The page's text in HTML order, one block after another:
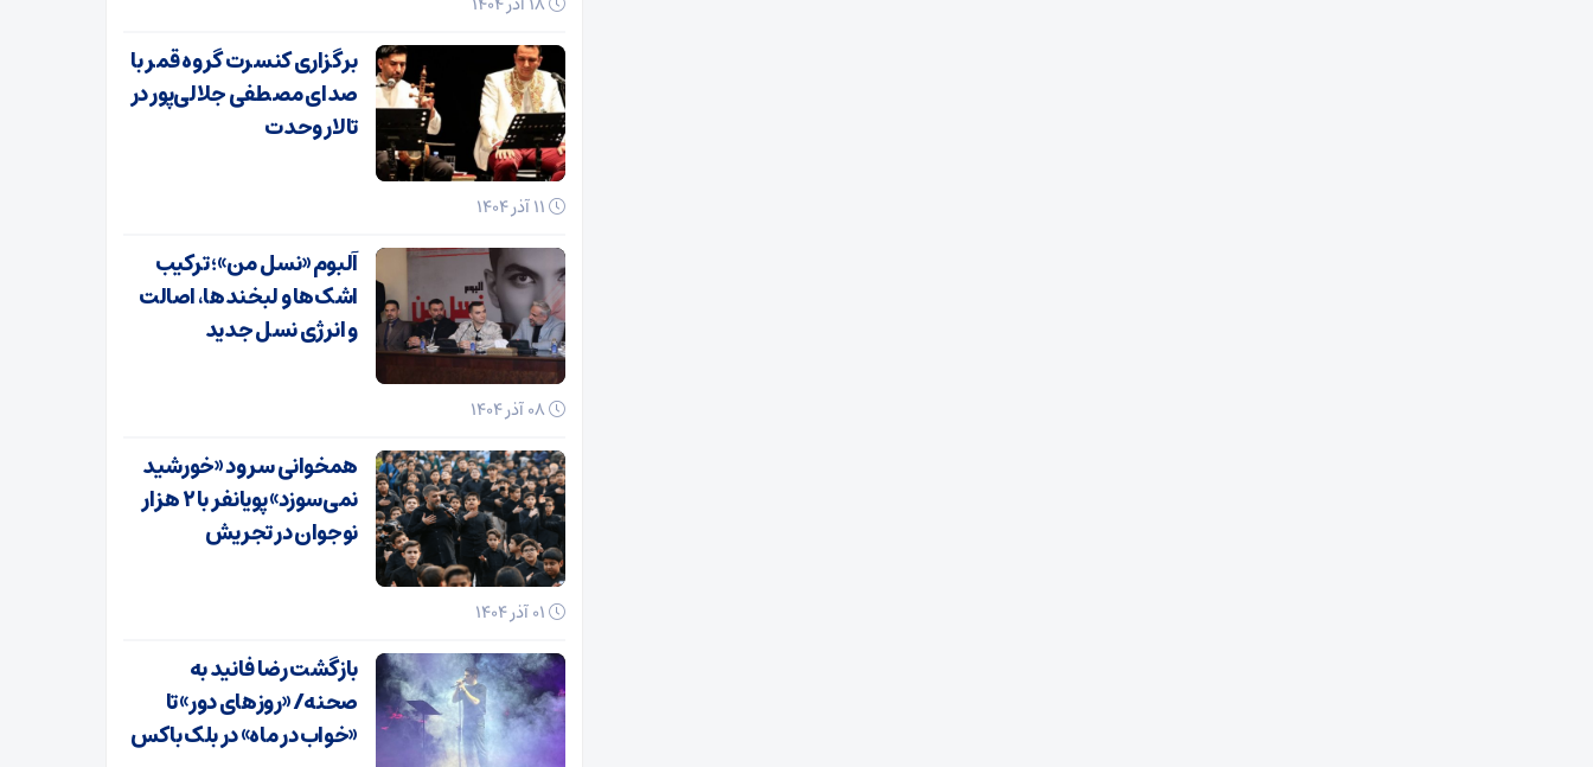
برگزاری کنسرت گروه قمر با
صدای مصطفی جلالی‌پور در
تالار وحدت
آلبوم «نسل من»؛ ترکیب
اشک‌ها و لبخندها، اصالت
و انرژی نسل جدید
همخوانی سرود «خورشید
نمی‌سوزد» پویانفر با ۲ هزار
نوجوان در تجریش
بازگشت رضا فانید به
صحنه/ «روزهای دور» تا
«خواب در ماه» در بلک باکس